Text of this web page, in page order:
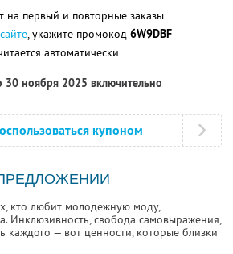
на первый и повторные заказы
сайте, укажите промокод 6W9DBF
автоматически
30 ноября 2025 включительно
купоном
кто любит молодежную моду,
Инклюзивность, свобода самовыражения,
каждого — вот ценности, которые близки